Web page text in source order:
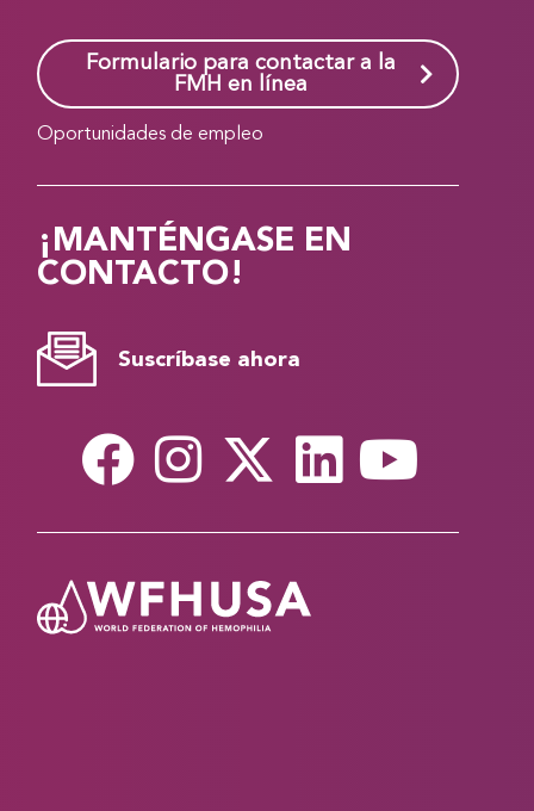
Formulario para contactar a la
FMH en línea
Oportunidades de empleo
¡MANTÉNGASE EN
CONTACTO!
Suscríbase ahora